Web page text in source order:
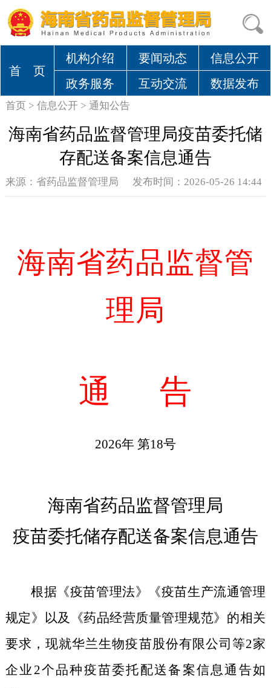
首 页
机构介绍 要闻动态
信息公开
政务服务
互动交流 数据发布
首页 > 信息公开> 通知公告
海南省药品监督管理局疫苗委托储
存配送备案信息通告
来源： 省药品监督管理局 发布时间：2026-05-26 14:44
海南省药品监督管
理局
通 告
2026年 第18号
海南省药品监督管理局
疫苗委托储存配送备案信息通告
根据《疫苗管理法》《疫苗生产流通管理
规定》以及《药品经营质量管理规范》的相关
要求，现就华兰生物疫苗股份有限公司等2家
企业2个品种疫苗委托配送备案信息通告如